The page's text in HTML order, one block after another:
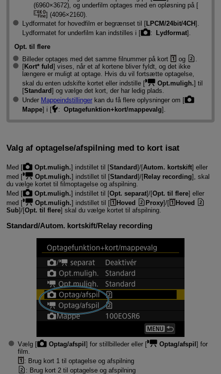
(6960×3672), og underfilm optages med en opløsning på [
] (4096×2160).
Lydformatet for hovedfilm er begrænset til [LPCM/24bit/4CH].
Lydformatet for underfilm kan indstilles i [
: Lydformat].
Opt. til flere
Billeder optages med det samme filnummer på kort
og
.
[Kort* fuld] vises, når et af kortene bliver fyldt, og det ikke
længere er muligt at optage. Hvis du vil fortsætte optagelse,
skal du enten udskifte kortet eller indstille [
Opt.muligh.] til
[Standard] og vælge det kort, der har ledig plads.
Under Mappeindstillingerkan du få flere oplysninger om [
Mappe] i [ : Optagefunktion+kort/mappevalg].
Valg af optagelse/afspilning med to kort isat
Med [ Opt.muligh.] indstillet til [Standard]/[Autom. kortskift] eller
med [
Opt.muligh.] indstillet til [Standard]/[Relay recording], skal
du vælge kortet til filmoptagelse og afspilning.
Med [
Opt.muligh.] indstillet til [Opt. separat]/[Opt. til flere] eller
med [
Opt.muligh.] indstillet til [ Hoved Proxy]/[
Hoved
Sub]/[Opt. til flere] skal du vælge kortet til afspilning.
Standard/Autom. kortskift/Relay recording
Vælg [ Optag/afspil ] for stillbilleder eller [ Optag/afspil ] for
film.
: Brug kort 1 til optagelse og afspilning
: Brug kort 2 til optagelse og afspilning